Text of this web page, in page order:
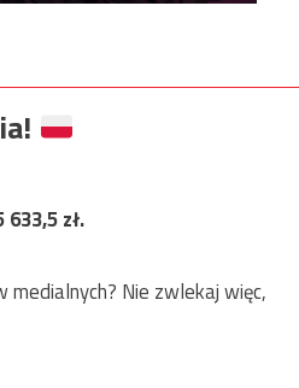
633,5zł.
Nie zwlekaj więc,